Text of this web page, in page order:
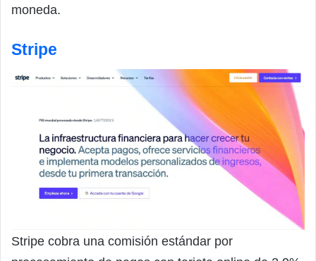
moneda.
Stripe
Stripe cobra una comisión estándar por